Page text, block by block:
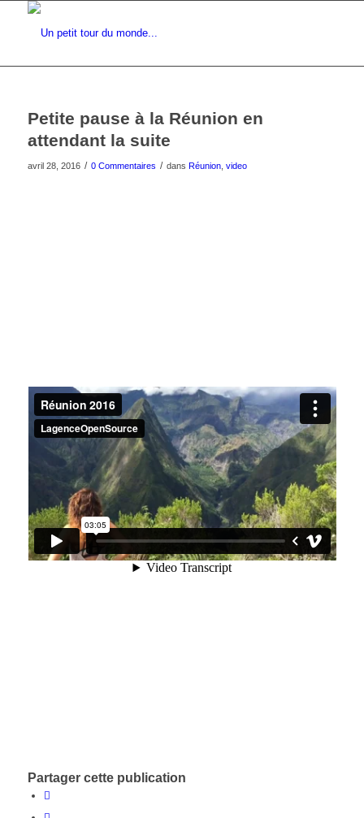
Petite pause à la Réunion en
attendant la suite
avril 28, 2016 / 0 Commentaires / dans Réunion, video
Partager cette publication